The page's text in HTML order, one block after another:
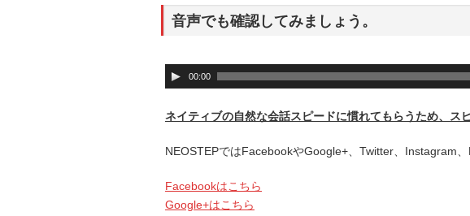
音声でも確認してみましょう。
音
声
プ
ー
ー
00:00
ネイティブの自然な会話スピードに慣れてもらうため、ス
NEOSTEPではFacebookやGoogle+、Twitter、Instagram
Facebookはこちら
Google+はこちら